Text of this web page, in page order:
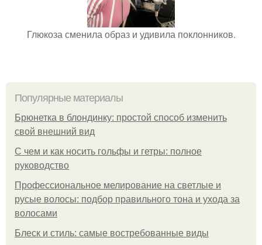
Глюкоза сменила образ и удивила поклонников.
Популярные материалы
Брюнетка в блондинку: простой способ изменить
свой внешний вид
С чем и как носить гольфы и гетры: полное
руководство
Профессиональное мелирование на светлые и
русые волосы: подбор правильного тона и ухода за
волосами
Блеск и стиль: самые востребованные виды